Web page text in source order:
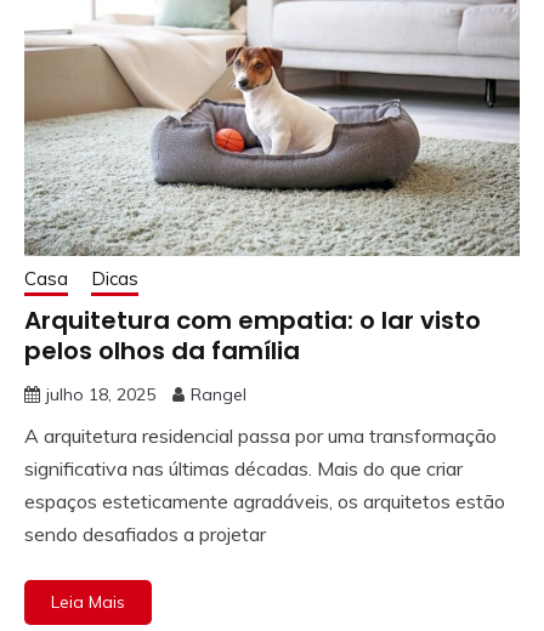
Casa Dicas
Arquitetura com empatia: o lar visto
pelos olhos da família
julho 18, 2025 Rangel
A arquitetura residencial passa por uma transformação
significativa nas últimas décadas. Mais do que criar
espaços esteticamente agradáveis, os arquitetos estão
sendo desafiados a projetar
Leia Mais